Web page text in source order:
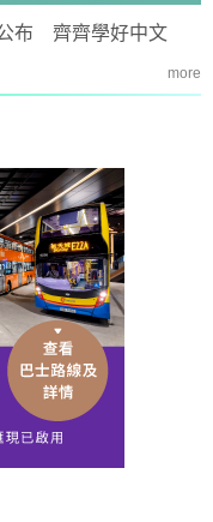
布 齊齊學好中文
more